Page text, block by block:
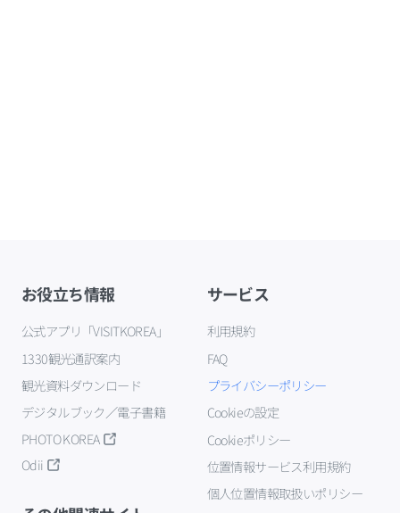
お役立ち情報
公式アプリ「VISITKOREA」
1330観光通訳案内
観光資料ダウンロード
デジタルブック／電子書籍
PHOTO KOREA
Odii
サービス
利用規約
FAQ
プライバシーポリシー
Cookieの設定
Cookieポリシー
位置情報サービス利用規約
個人位置情報取扱いポリシー